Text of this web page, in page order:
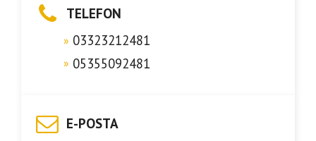
TELEFON
03323212481
05355092481
E-POSTA